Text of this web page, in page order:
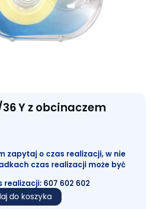
Y z obcinaczem
zapytaj o czas realizacji, w nie
czas realizacji może być
realizacji: 607 602 602
do koszyka